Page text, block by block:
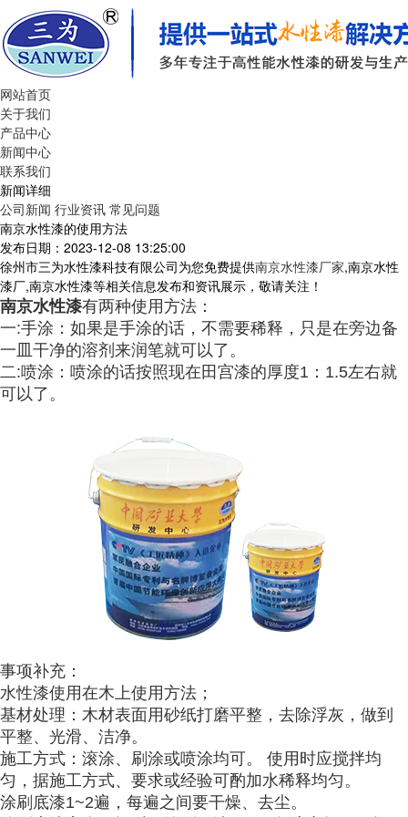
网站首页
关于我们
产品中心
新闻中心
联系我们
新闻详细
公司新闻 行业资讯 常见问题
南京水性漆的使用方法
发布日期：2023-12-08 13:25:00
徐州市三为水性漆科技有限公司为您免费提供南京水性漆厂家,南京水性
漆厂,南京水性漆等相关信息发布和资讯展示，敬请关注！
南京水性漆有两种使用方法：
一:手涂：如果是手涂的话，不需要稀释，只是在旁边备
一皿干净的溶剂来润笔就可以了。
二:喷涂：喷涂的话按照现在田 宫漆的厚度1：1.5左右就
可以了。
事项补充：
水性漆使用在木上使用方法；
基材处理：木材表面用砂纸打磨平整，去除浮灰，做到
平整、光滑、洁净。
施工方式：滚涂、刷涂或喷涂均可。 使用时应搅拌均
匀，据施工方式、 要求或经验可酌加水稀释均匀。
涂刷底漆1~2遍，每遍之间要干燥、去尘。